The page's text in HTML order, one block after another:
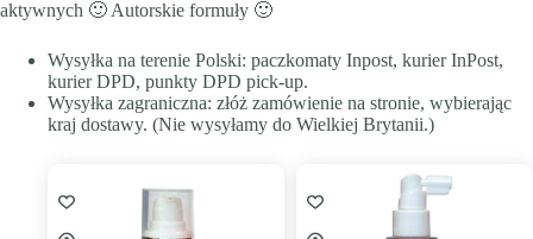
aktywnych 🙂 Autorskie formuły 🙂
Wysyłka na terenie Polski: paczkomaty Inpost, kurier InPost,
kurier DPD, punkty DPD pick-up.
Wysyłka zagraniczna: złóż zamówienie na stronie, wybierając
kraj dostawy. (Nie wysyłamy do Wielkiej Brytanii.)